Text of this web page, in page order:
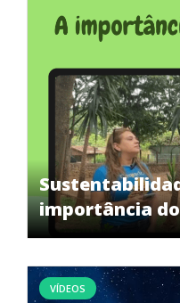
importância
VÍDEOS